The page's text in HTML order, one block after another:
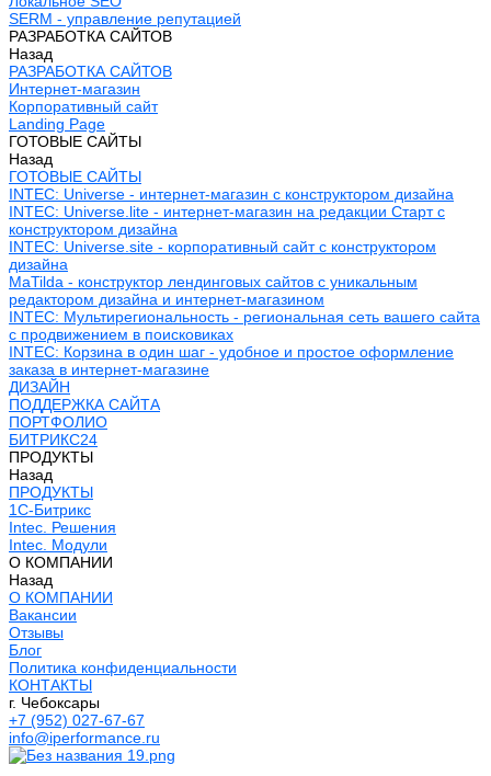
SERM - управление репутацией
РАЗРАБОТКА САЙТОВ
Назад
РАЗРАБОТКА САЙТОВ
Интернет-магазин
Корпоративный сайт
Landing Page
ГОТОВЫЕ САЙТЫ
Назад
ГОТОВЫЕ САЙТЫ
INTEC: Universe - интернет-магазин с конструктором дизайна
INTEC: Universe.lite - интернет-магазин на редакции Старт с
конструктором дизайна
INTEC: Universe.site - корпоративный сайт с конструктором
дизайна
MaTilda - конструктор лендинговых сайтов с уникальным
редактором дизайна и интернет-магазином
INTEC: Мультирегиональность - региональная сеть вашего сайта
с продвижением в поисковиках
INTEC: Корзина в один шаг - удобное и простое оформление
заказа в интернет-магазине
ДИЗАЙН
ПОДДЕРЖКА САЙТА
ПОРТФОЛИО
БИТРИКС24
ПРОДУКТЫ
Назад
ПРОДУКТЫ
1С-Битрикс
Intec. Решения
Intec. Модули
О КОМПАНИИ
Назад
О КОМПАНИИ
Вакансии
Отзывы
Блог
Политика конфиденциальности
КОНТАКТЫ
г. Чебоксары
+7 (952) 027-67-67
info@iperformance.ru